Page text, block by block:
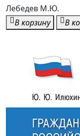
Лебедев М.Ю.
В корзину
В